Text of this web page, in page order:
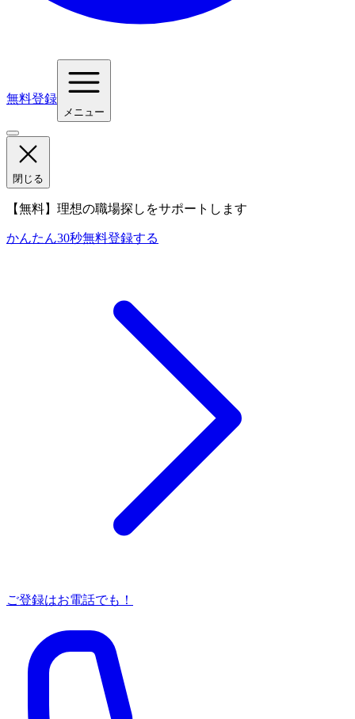
無料登録
メニュー
閉じる
【無料】理想の職場探しをサポートします
かんたん30秒無料登録する
ご登録はお電話でも！